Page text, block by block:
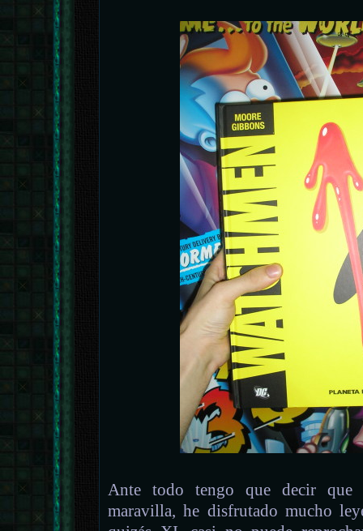
Ante todo tengo que decir que
maravilla, he disfrutado mucho